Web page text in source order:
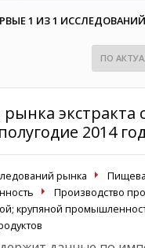
1 ИЗ 1 ИССЛЕДОВАНИЙ
экстракта
2014
рынка
Производство
крупяной